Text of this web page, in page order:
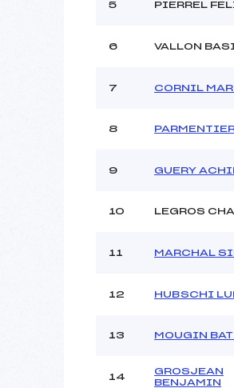
Pénalité appliquée :
5 PIERREL
6 VALLON
7 CORNIL
8
9 GUERY
10 LEGROS
11 MARCHAL
12 HUBSCHI
13 MOUGIN
14
GROSJEAN
BENJAMIN